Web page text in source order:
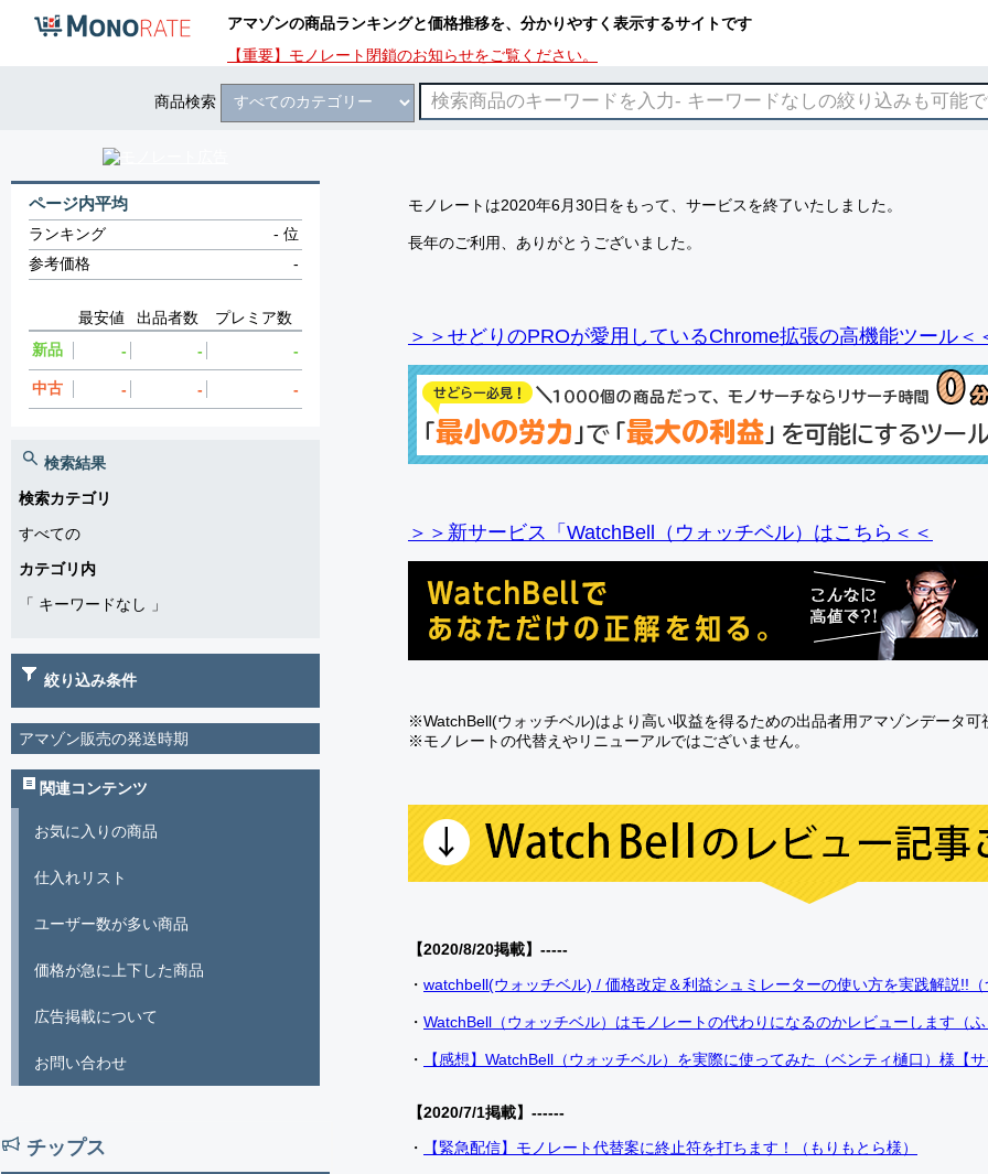
アマゾンの商品ランキングと価格推移を、分かりやすく表示するサイトです
【重要】モノレート閉鎖のお知らせをご覧ください。
商品検索
モノレートは2020年6月30日をもって、サービスを終了いたしました。
長年のご利用、ありがとうございました。
＞＞せどりのPROが愛用しているChrome拡張の高機能ツール＜
＞＞新サービス「WatchBell（ウォッチベル）はこちら＜＜
※WatchBell(ウォッチベル)はより高い収益を得るための出品者用アマゾンデータ可
※モノレートの代替えやリニューアルではございません。
【2020/8/20掲載】-----
・ watchbell(ウォッチベル) / 価格改定＆利益シュミレーターの使い方を実践解説!!
・ WatchBell（ウォッチベル）はモノレートの代わりになるのかレビューします（
・ 【感想】WatchBell（ウォッチベル）を実際に使ってみた（ベンティ樋口）様【
【2020/7/1掲載】------
・
【緊急配信】モノレート代替案に終止符を打ちます！（もりもとら様）
ページ内平均
ランキング -位
参考価格
-
最安値 出品者数
プレミア数
新品
- - -
中古 - - -
検索結果
検索カテゴリ
すべての
カテゴリ内
「 キーワードなし 」
絞り込み条件
アマゾン販売の発送時期
関連コンテンツ
お気に入りの商品
仕入れリスト
ユーザー数が多い商品
価格が急に上下した商品
広告掲載について
お問い合わせ
チップス